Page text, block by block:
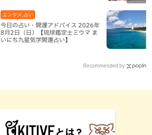
今日の占い・開運アドバイス 2026年
8月2日（日）【琉球鑑定士ミウマ ま
いにち九星気学開運占い】
エンタメ,占い
Recommended by